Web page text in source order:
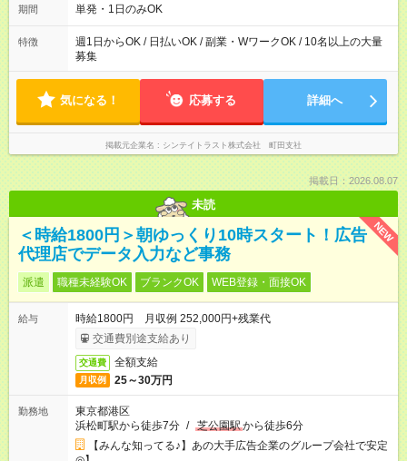
間・休憩1時間／日
期間 単発・1日のみOK
特徴
週1日からOK / 日払いOK / 副業・WワークOK / 10名以上の大量
募集
気になる！ 応募する 詳細へ
掲載元企業名 シンテイトラスト株式会社 町田支社
掲載日：2026.08.07
未読
NEW
＜時給1800円＞朝ゆっくり10時スタート！広告
代理店でデータ入力など事務
派遣 職種未経験OK ブランクOK WEB登録・面接OK
給与
時給1800円 月収例 252,000円+残業代
交通費別途支給あり
交通費 全額支給
月収例 25～30万円
勤務地
東京都港区
浜松町駅から徒歩7分 / 芝公園駅から徒歩6分
【みんな知ってる♪】あの大手広告企業のグループ会社で安定